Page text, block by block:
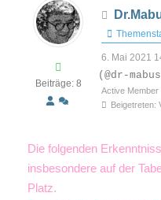
Beiträge: 8
6. Mai 2021
(@dr-
Active Member
Beigetreten:
Die folgenden
insbesondere auf der
Platz.